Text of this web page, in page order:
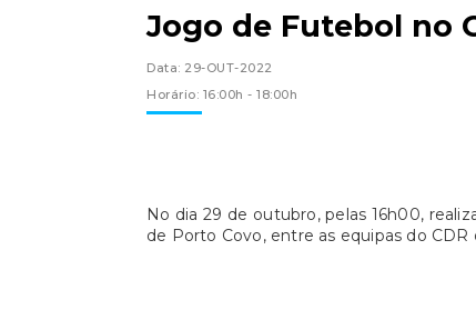
Jogo de Futebol no
Data: 29-OUT-2022
Horário: 16:00h - 18:00h
No dia 29 de outubro, pelas 16h00,
de Porto Covo, entre as equipas do